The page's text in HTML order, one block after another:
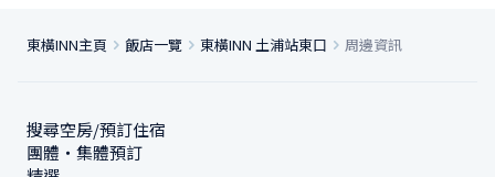
東橫INN主頁 飯店一覽 東橫INN 土浦站東口 周邊資訊
搜尋空房/預訂住宿
團體・集體預訂